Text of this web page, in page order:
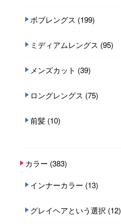
ボブレングス (199)
ミディアムレングス (95)
メンズカット (39)
ロングレングス (75)
前髪 (10)
カラー (383)
インナーカラー (13)
グレイヘアという選択 (12)